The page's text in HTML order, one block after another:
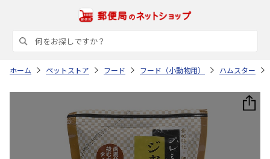
ホーム ペットストア フード フード（小動物用） ハムスター